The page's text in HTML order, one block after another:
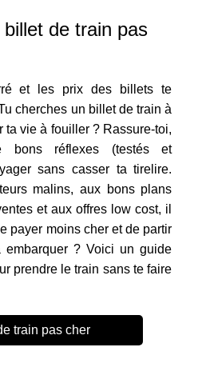
de train pas
et les prix des billets te
cherches un billet de train à
ta vie à fouiller ? Rassure-toi,
réflexes (testés et
sans casser ta tirelire.
malins, aux bons plans
et aux offres low cost, il
payer moins cher et de partir
embarquer ? Voici un guide
prendre le train sans te faire
train pas cher